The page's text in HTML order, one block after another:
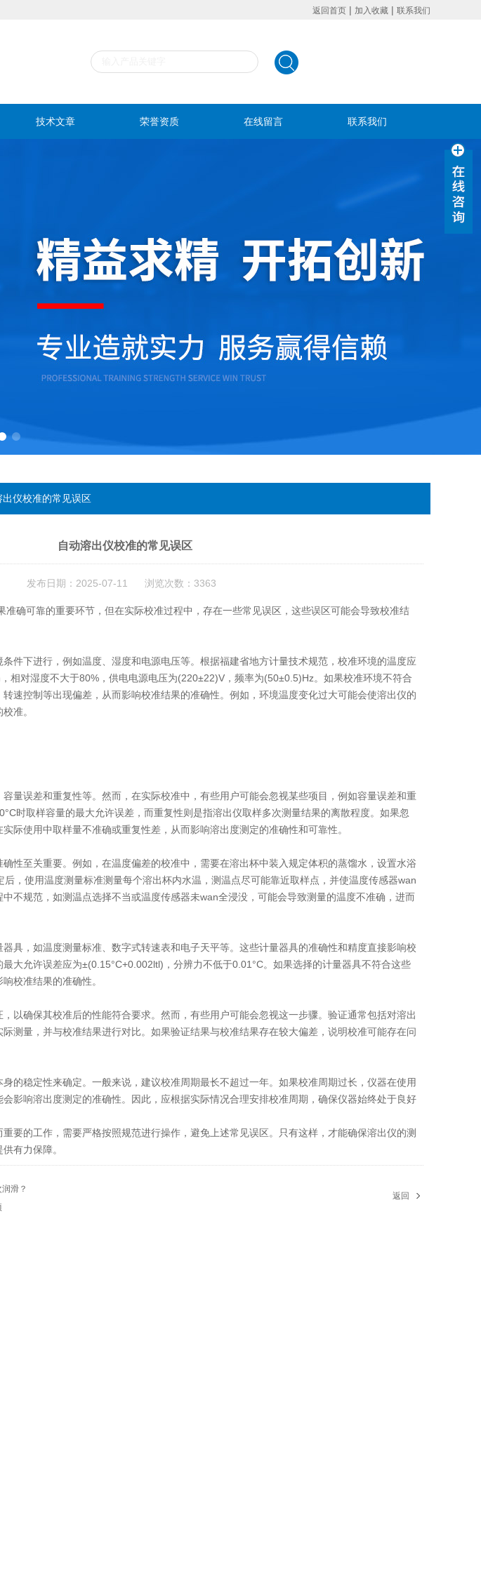
返回首页 | 加入收藏 | 联系我们
技术文章 荣誉资质 在线留言 联系我们
出仪校准的常见误区
自动溶出仪校准的常见误区
发布日期：2025-07-11 浏览次数：3363
可靠的重要环节，但在实际校准过程中，存在一些常见误区，这些误区可能会导致校准结
下进行，例如温度、湿度和电源电压等。根据福建省地方计量技术规范，校准环境的温度应
相对湿度不大于80%，供电电源电压为(220±22)V，频率为(50±0.5)Hz。如果校准环境不符合
速控制等出现偏差，从而影响校准结果的准确性。例如，环境温度变化过大可能会使溶出仪的
准。
误差和重复性等。然而，在实际校准中，有些用户可能会忽视某些项目，例如容量误差和重
时取样容量的最大允许误差，而重复性则是指溶出仪取样多次测量结果的离散程度。如果忽
际使用中取样量不准确或重复性差，从而影响溶出度测定的准确性和可靠性。
至关重要。例如，在温度偏差的校准中，需要在溶出杯中装入规定体积的蒸馏水，设置水浴
，使用温度测量标准测量每个溶出杯内水温，测温点尽可能靠近取样点，并使温度传感器wan
不规范，如测温点选择不当或温度传感器未wan全浸没，可能会导致测量的温度不准确，进而
，如温度测量标准、数字式转速表和电子天平等。这些计量器具的准确性和精度直接影响校
大允许误差应为±(0.15°C+0.002ltl)，分辨力不低于0.01°C。如果选择的计量器具不符合这些
校准结果的准确性。
确保其校准后的性能符合要求。然而，有些用户可能会忽视这一步骤。验证通常包括对溶出
测量，并与校准结果进行对比。如果验证结果与校准结果存在较大偏差，说明校准可能存在问
稳定性来确定。一般来说，建议校准周期最长不超过一年。如果校准周期过长，仪器在使用
影响溶出度测定的准确性。因此，应根据实际情况合理安排校准周期，确保仪器始终处于良好
的工作，需要严格按照规范进行操作，避免上述常见误区。只有这样，才能确保溶出仪的测
有力保障。
滑？
返回